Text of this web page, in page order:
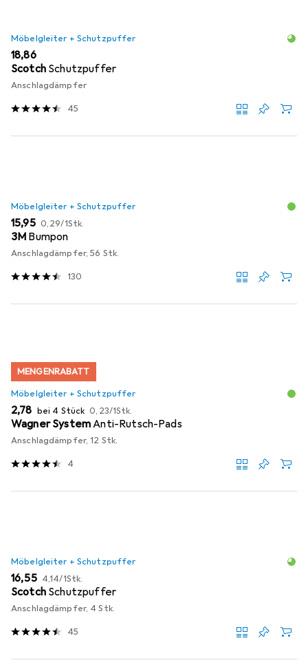
Möbelgleiter + Schutzpuffer
EUR
18,86
Scotch Schutzpuffer
Anschlagdämpfer
45
Möbelgleiter + Schutzpuffer
EUR
15,95 EUR
0,29/1Stk.
3M Bumpon
Anschlagdämpfer, 56 Stk.
130
MENGENRABATT
Möbelgleiter + Schutzpuffer
EUR
2,78 bei 4 Stück EUR
0,23/1Stk.
Wagner SystemAnti-Rutsch-Pads
Anschlagdämpfer, 12 Stk.
4
Möbelgleiter + Schutzpuffer
EUR
16,55 EUR
4,14/1Stk.
Scotch Schutzpuffer
Anschlagdämpfer, 4 Stk.
45